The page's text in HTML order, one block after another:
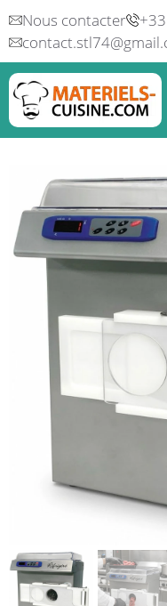
Aller
au
contenu
Nous contacter